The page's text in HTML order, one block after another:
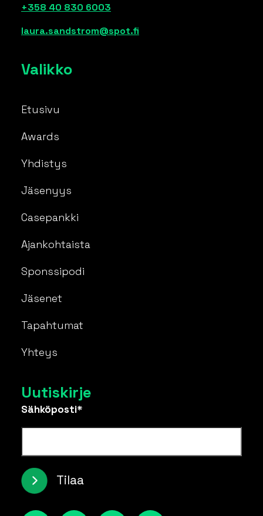
+358 40 830 6003
laura.sandstrom@spot.fi
Valikko
Etusivu
Awards
Yhdistys
Jäsenyys
Casepankki
Ajankohtaista
Sponssipodi
Jäsenet
Tapahtumat
Yhteys
Uutiskirje
Sähköposti*
Tilaa